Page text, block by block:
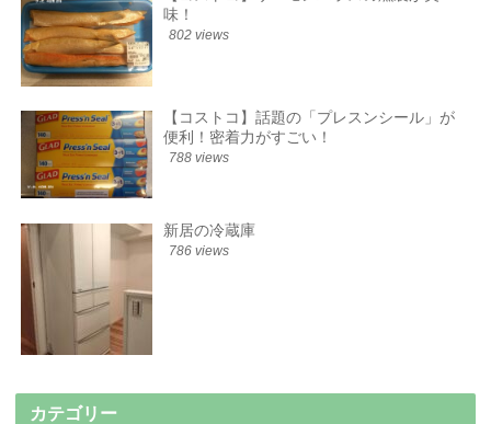
味！
802 views
【コストコ】話題の「プレスンシール」が
便利！密着力がすごい！
788 views
新居の冷蔵庫
786 views
カテゴリー